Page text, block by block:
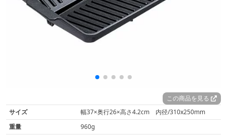
この商品を見る
サイズ
幅37×奥行26×高さ4.2cm 内径/310x250mm
重量
960g